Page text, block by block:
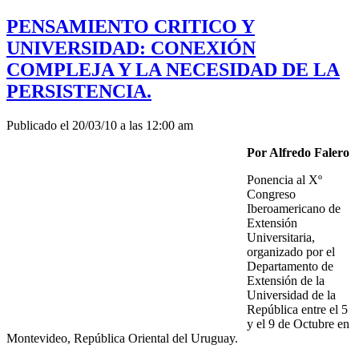
PENSAMIENTO CRITICO Y
UNIVERSIDAD: CONEXIÓN
COMPLEJA Y LA NECESIDAD DE LA
PERSISTENCIA.
Publicado el 20/03/10 a las 12:00 am
Por Alfredo Falero
Ponencia al Xº
Congreso
Iberoamericano de
Extensión
Universitaria,
organizado por el
Departamento de
Extensión de la
Universidad de la
República entre el 5
y el 9 de Octubre en
Montevideo, República Oriental del Uruguay.